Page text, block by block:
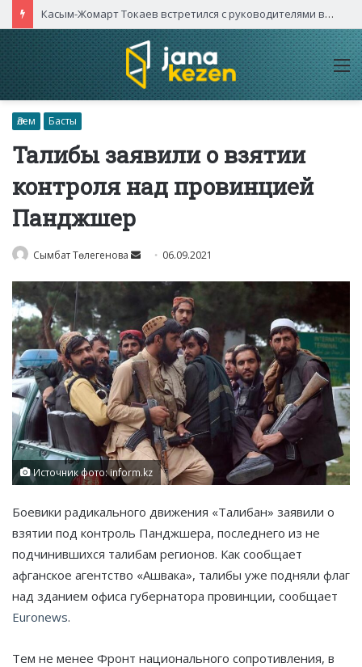
Касым-Жомарт Токаев встретился с руководителями высокотехнологичных компаний Китая
Әлем Басты
Талибы заявили о взятии
контроля над провинцией
Панджшер
Сымбат Төлегенова
Send
email
06.09.2021
Источник фото: inform.kz
Боевики радикального движения «Талибан» заявили о
взятии под контроль Панджшера, последнего из не
подчинившихся талибам регионов. Как сообщает
афганское агентство «Ашвака», талибы уже подняли флаг
над зданием офиса губернатора провинции, сообщает
Euronews.
Тем не менее Фронт национального сопротивления, в